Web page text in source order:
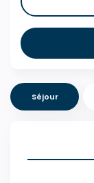
Séjour